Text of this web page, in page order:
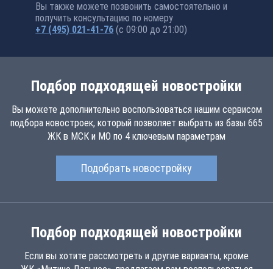
Вы также можете позвонить самостоятельно и
получить консультацию по номеру
+7 (495) 021-41-76 (с 09:00 до 21:00)
Подбор подходящей новостройки
Вы можете дополнительно воспользоваться нашим сервисом
подбора новостроек, который позволяет выбрать из базы 665
ЖК в МСК и МО по 4 ключевым параметрам
Подобрать новостройку
Подбор подходящей новостройки
Если вы хотите рассмотреть и другие варианты, кроме